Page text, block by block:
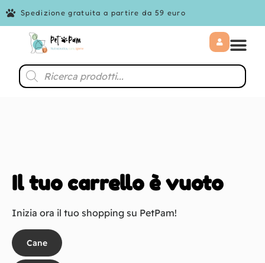
Spedizione gratuita a partire da 59 euro
Il tuo carrello è vuoto
Inizia ora il tuo shopping su PetPam!
Cane